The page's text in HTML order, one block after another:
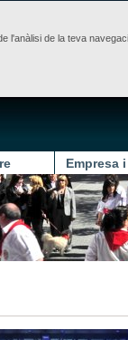
de la teva
Empresa